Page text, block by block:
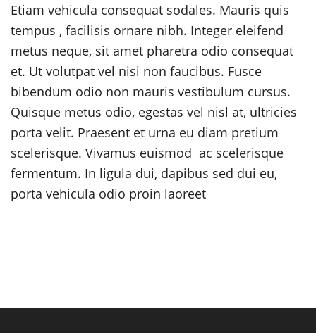
Etiam vehicula consequat sodales. Mauris quis
tempus , facilisis ornare nibh. Integer eleifend
metus neque, sit amet pharetra odio consequat
et. Ut volutpat vel nisi non faucibus. Fusce
bibendum odio non mauris vestibulum cursus.
Quisque metus odio, egestas vel nisl at, ultricies
porta velit. Praesent et urna eu diam pretium
scelerisque. Vivamus euismod ac scelerisque
fermentum. In ligula dui, dapibus sed dui eu,
porta vehicula odio proin laoreet